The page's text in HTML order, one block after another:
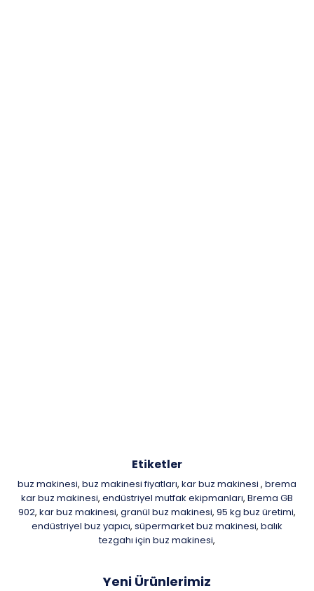
Etiketler
buz makinesi, buz makinesi fiyatları, kar buz makinesi , brema
kar buz makinesi, endüstriyel mutfak ekipmanları, Brema GB
902, kar buz makinesi, granül buz makinesi, 95 kg buz üretimi,
endüstriyel buz yapıcı, süpermarket buz makinesi, balık
tezgahı için buz makinesi,
Yeni Ürünlerimiz